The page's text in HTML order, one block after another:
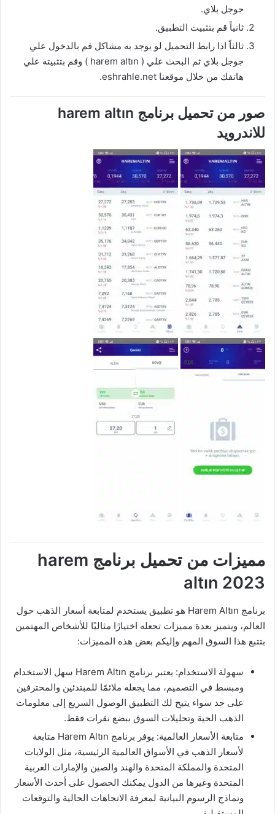
جوجل بلاي.
ثانياً قم بتثبيت التطبيق.
ثالثاً اذا رابط التحميل لو يوجد به مشاكل قم بالدخول علي
جوجل بلاي ثم البحث علي ( harem altın ) وقم بتثبيته علي
هاتفك من خلال موقعنا eshrahle.net.
صور من تحميل برنامج harem altın
للاندرويد
مميزات من تحميل برنامج harem
altın 2023
برنامج Harem Altın هو تطبيق يستخدم لمتابعة أسعار الذهب حول
العالم، ويتميز بعدة مميزات تجعله اختيارًا مثاليًا للأشخاص المهتمين
بتتبع هذا السوق المهم وإليكم بعض هذه المميزات:
سهولة الاستخدام: يعتبر برنامج Harem Altın سهل الاستخدام
ومبسط في التصميم، مما يجعله ملائمًا للمبتدئين والمحترفين
على حد سواء يتيح لك التطبيق الوصول السريع إلى معلومات
الذهب الحية وتحليلات السوق ببضع نقرات فقط.
متابعة الأسعار العالمية: يوفر برنامج Harem Altın متابعة
لأسعار الذهب في الأسواق العالمية الرئيسية، مثل الولايات
المتحدة والمملكة المتحدة والهند والصين والإمارات العربية
المتحدة وغيرها من الدول يمكنك الحصول على أحدث الأسعار
ونماذج الرسوم البيانية لمعرفة الاتجاهات الحالية والتوقعات